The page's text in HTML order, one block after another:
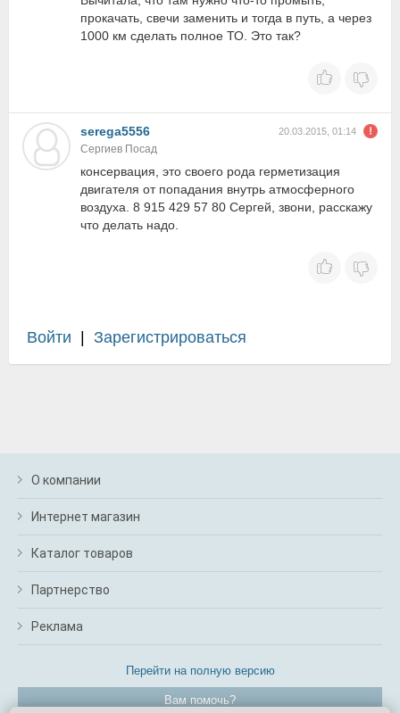
прокачать, свечи заменить и тогда в путь, а через
1000 км сделать полное ТО. Это так?
serega5556 20.03.2015, 01:14
Сергиев Посад
консервация, это своего рода герметизация
двигателя от попадания внутрь атмосферного
воздуха. 8 915 429 57 80 Сергей, звони, расскажу
что делать надо.
Войти Зарегистрироваться
О компании
Интернет магазин
Каталог товаров
Партнерство
Реклама
Перейти на полную версию
Вам помочь?